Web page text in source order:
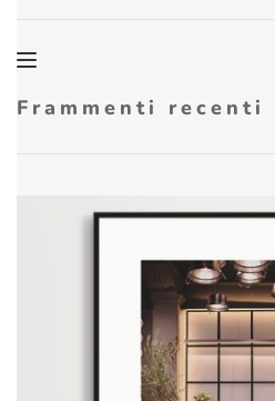
Frammenti recenti